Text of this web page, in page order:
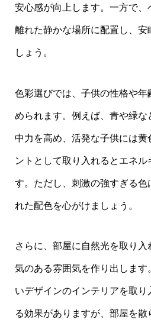
安心感が向上します。一方で、
離れた静かな場所に配置し、安
しょう。
色彩選びでは、子供の性格や
められます。例えば、青や緑
中力を高め、活発な子供には黄
ントとして取り入れるとエネル
す。ただし、刺激の強すぎる色
れた配色を心がけましょう。
さらに、部屋に自然光を取り
気のある雰囲気を作り出します
いデザインのインテリアを取
る効果がありますが、部屋を